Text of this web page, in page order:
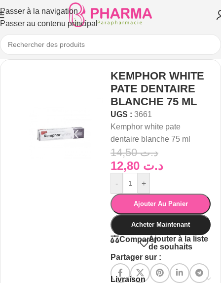
Passer à la navigation
Passer au contenu principal
KEMPHOR WHITE
PATE DENTAIRE
BLANCHE 75 ML
UGS : 3661
Kemphor white pate
dentaire blanche 75 ml
د.ت14,50
د.ت
- +
Ajouter Au Panier
Acheter Maintenant
ComparerAjouter à la liste
de souhaits
Partager sur :
Livraison